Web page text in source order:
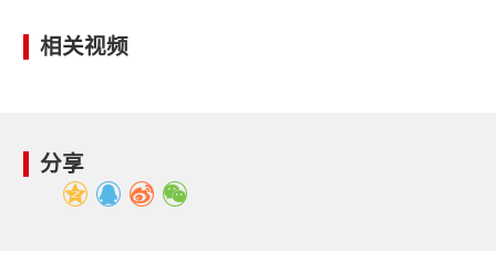
相关视频
分享